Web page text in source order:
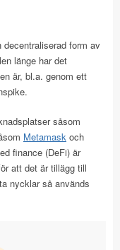
form av
länge har det
är, bl.a. genom ett
såsom
Metamask och
finance (DeFi) är
att det är tillägg till
nycklar så används